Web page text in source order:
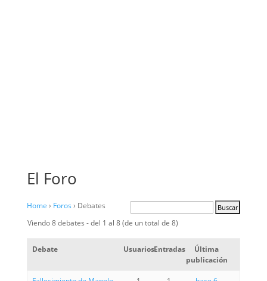
El Foro
Home › Foros › Debates
Viendo 8 debates - del 1 al 8 (de un total de 8)
Debate UsuariosEntradas
Última
publicación